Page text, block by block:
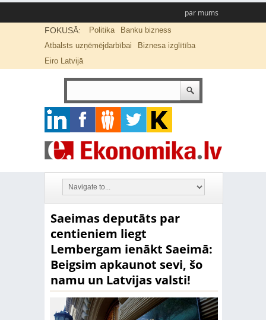
par mums
FOKUSĀ: Politika
Banku bizness
Atbalsts uzņēmējdarbībai
Biznesa izglītība
Eiro Latvijā
Saeimas deputāts par
centieniem liegt
Lembergam ienākt Saeimā:
Beigsim apkaunot sevi, šo
namu un Latvijas valsti!